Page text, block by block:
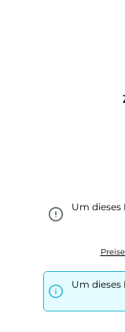
Um dieses
Um dieses